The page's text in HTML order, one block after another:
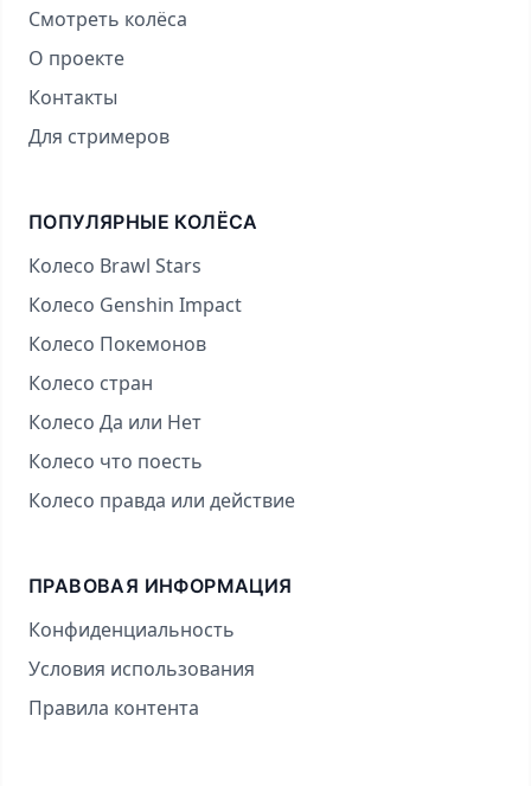
Смотреть колёса
О проекте
Контакты
Для стримеров
ПОПУЛЯРНЫЕ КОЛЁСА
Колесо Brawl Stars
Колесо Genshin Impact
Колесо Покемонов
Колесо стран
Колесо Да или Нет
Колесо что поесть
Колесо правда или действие
ПРАВОВАЯ ИНФОРМАЦИЯ
Конфиденциальность
Условия использования
Правила контента